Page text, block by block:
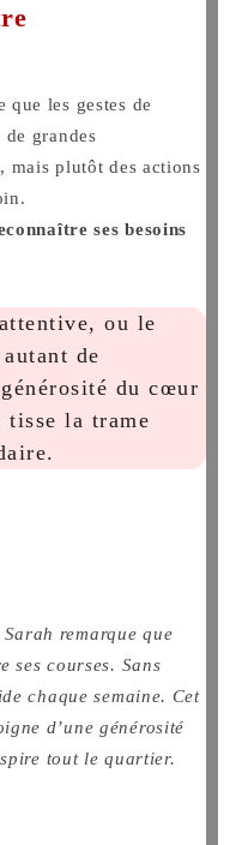
que les gestes de
grandes
mais plutôt des actions
ses besoins
ou le
de
du cœur
la trame
remarque que
ses courses. Sans
chaque semaine. Cet
d’une générosité
tout le quartier.